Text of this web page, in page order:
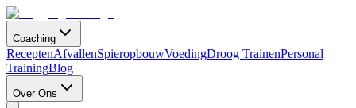
Coaching
ReceptenAfvallenSpieropbouwVoedingDroog TrainenPersonal
TrainingBlog
Over Ons